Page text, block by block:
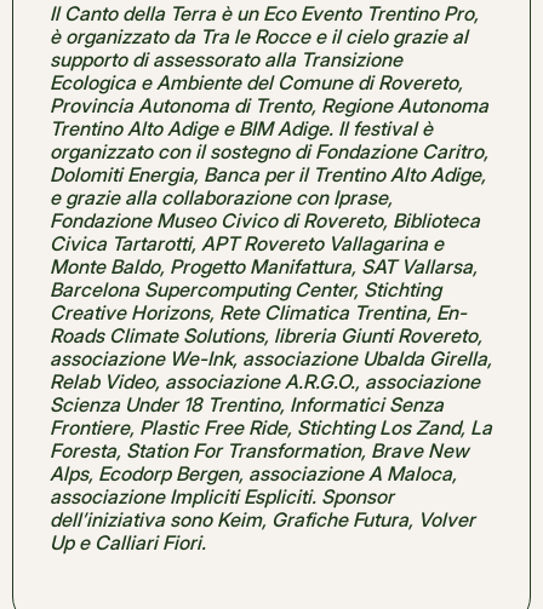
Il Canto della Terra è un Eco Evento Trentino Pro,
è organizzato da Tra le Rocce e il cielo grazie al
supporto di assessorato alla Transizione
Ecologica e Ambiente del Comune di Rovereto,
Provincia Autonoma di Trento, Regione Autonoma
Trentino Alto Adige e BIM Adige. Il festival è
organizzato con il sostegno di Fondazione Caritro,
Dolomiti Energia, Banca per il Trentino Alto Adige,
e grazie alla collaborazione con Iprase,
Fondazione Museo Civico di Rovereto, Biblioteca
Civica Tartarotti, APT Rovereto Vallagarina e
Monte Baldo, Progetto Manifattura, SAT Vallarsa,
Barcelona Supercomputing Center, Stichting
Creative Horizons, Rete Climatica Trentina, En-
Roads Climate Solutions, libreria Giunti Rovereto,
associazione We-Ink, associazione Ubalda Girella,
Relab Video, associazione A.R.G.O., associazione
Scienza Under 18 Trentino, Informatici Senza
Frontiere, Plastic Free Ride, Stichting Los Zand, La
Foresta, Station For Transformation, Brave New
Alps, Ecodorp Bergen, associazione A Maloca,
associazione Impliciti Espliciti. Sponsor
dell’iniziativa sono Keim, Grafiche Futura, Volver
Up e Calliari Fiori.